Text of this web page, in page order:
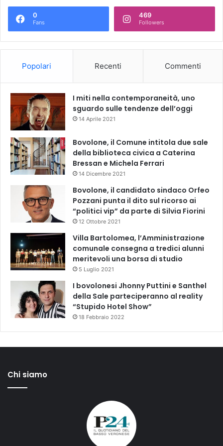
0
Fans
469
Followers
Popolari Recenti Commenti
I miti nella contemporaneità, uno
sguardo sulle tendenze dell’oggi
14 Aprile 2021
Bovolone, il Comune intitola due sale
della biblioteca civica a Caterina
Bressan e Michela Ferrari
14 Dicembre 2021
Bovolone, il candidato sindaco Orfeo
Pozzani punta il dito sul ricorso ai
“politici vip” da parte di Silvia Fiorini
12 Ottobre 2021
Villa Bartolomea, l’Amministrazione
comunale consegna a tredici alunni
meritevoli una borsa di studio
5 Luglio 2021
I bovolonesi Jhonny Puttini e Santhel
della Sale parteciperanno al reality
“Stupido Hotel Show”
18 Febbraio 2022
Chi siamo